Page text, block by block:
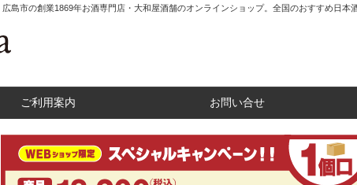
広島市の創業1869年お酒専門店・大和屋酒舗のオンラインショップ。全国のおすすめ日本
ご利用案内 お問い合せ